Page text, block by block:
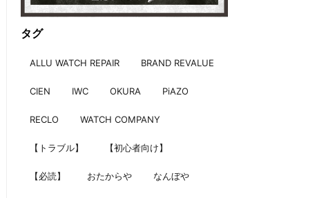
タグ
ALLU WATCH REPAIR BRAND REVALUE
CIEN IWC OKURA PiAZO
RECLO WATCH COMPANY
【トラブル】 【初心者向け】
【必読】 おたからや なんぼや